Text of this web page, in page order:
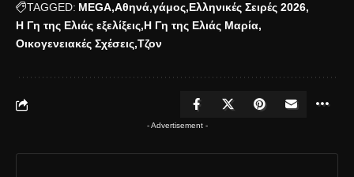
TAGGED: MEGA Αθηνά γάμος Ελληνικές Σειρές 2026
Η Γη της Ελιάς εξελίξεις Η Γη της Ελιάς Μαρία
Οικογενειακές Σχέσεις Τζον
- Advertisement -